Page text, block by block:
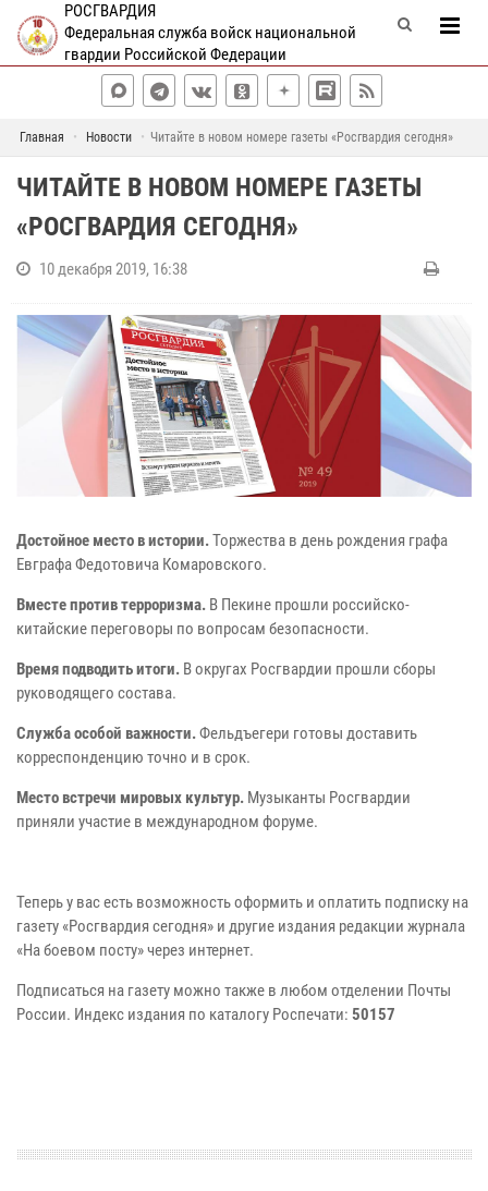
РОСГВАРДИЯ
Федеральная служба войск национальной
гвардии Российской Федерации
Главная Новости Читайте в новом номере газеты «Росгвардия сегодня»
ЧИТАЙТЕ В НОВОМ НОМЕРЕ ГАЗЕТЫ
«РОСГВАРДИЯ СЕГОДНЯ»
10 декабря 2019, 16:38
Достойное место в истории.Торжества в день рождения графа
Евграфа Федотовича Комаровского.
Вместе против терроризма. В Пекине прошли российско-
китайские переговоры по вопросам безопасности.
Время подводить итоги. В округах Росгвардии прошли сборы
руководящего состава.
Служба особой важности.Фельдъегери готовы доставить
корреспонденцию точно и в срок.
Место встречи мировых культур. Музыканты Росгвардии
приняли участие в международном форуме.
Теперь у вас есть возможность оформить и оплатить подписку на
газету «Росгвардия сегодня» и другие издания редакции журнала
«На боевом посту» через интернет.
Подписаться на газету можно также в любом отделении Почты
России. Индекс издания по каталогу Роспечати: 50157